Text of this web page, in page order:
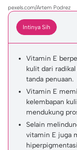
pexels.com/Artem Podrez
Intinya Sih
Vitamin E
kulit dari
tanda penuaan.
Vitamin E
kelembapan
mendukung
Selain
vitamin E juga